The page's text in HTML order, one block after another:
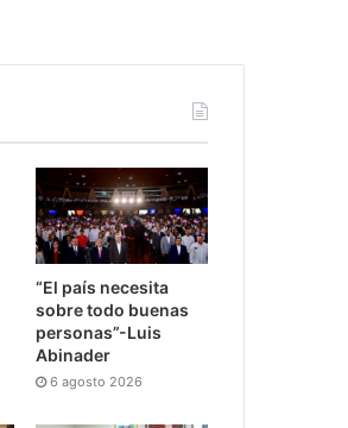
“El país necesita
sobre todo buenas
personas”-Luis
Abinader
6 agosto 2026